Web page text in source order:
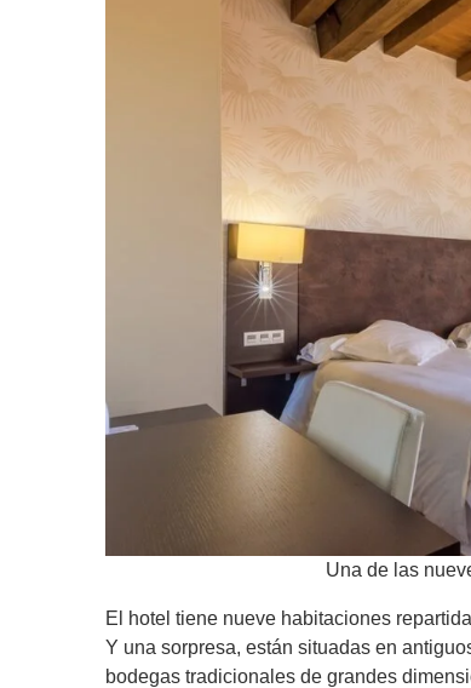
Una de las
El hotel tiene nueve habitaciones
Y una sorpresa, están situadas en
bodegas tradicionales de grandes